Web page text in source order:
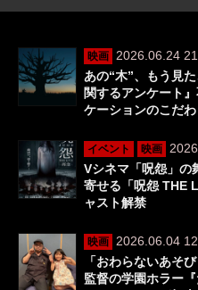
映画
2026.06.24
あの“木”、もう見
関するアンケート
ケーションのこだわ
イベント 映画
Vシネマ「呪怨」
寄せる「呪怨 THE
ャスト解禁
映画
2026.06.04
「おわらないあ
監督の学園ホラー